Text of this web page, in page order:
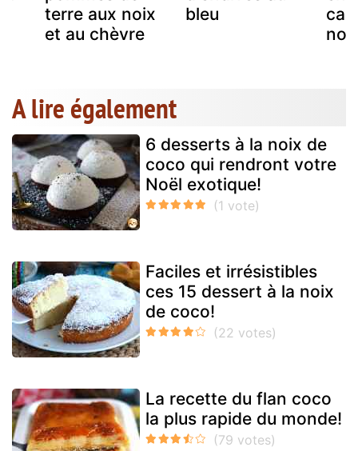
terre aux noix
et au chèvre
bleu
A lire également
6 desserts à la noix de
coco qui rendront votre
Noël exotique!
Faciles et irrésistibles
ces 15 dessert à la noix
de coco!
La recette du flan coco
la plus rapide du monde!